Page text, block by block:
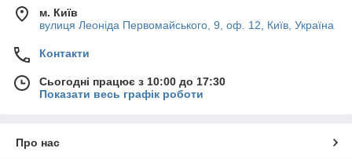
м. Київ
вулиця Леоніда Первомайського, 9, оф. 12, Київ, Україна
Контакти
Сьогодні працює з 10:00 до 17:30
Показати весь графік роботи
Про нас